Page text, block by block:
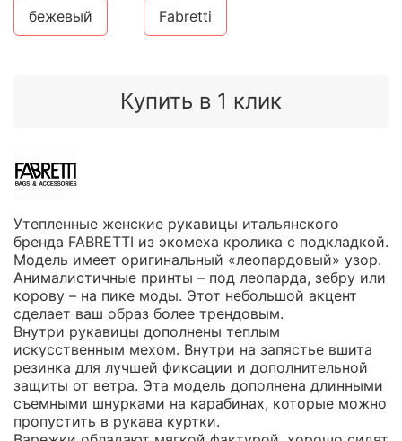
Купить в 1 клик
бежевый Fabretti
Утепленные женские рукавицы итальянского
бренда FABRETTI из экомеха кролика с подкладкой.
Модель имеет оригинальный «леопардовый» узор.
Анималистичные принты – под леопарда, зебру или
корову – на пике моды. Этот небольшой акцент
сделает ваш образ более трендовым.
Внутри рукавицы дополнены теплым
искусственным мехом. Внутри на запястье вшита
резинка для лучшей фиксации и дополнительной
защиты от ветра. Эта модель дополнена длинными
съемными шнурками на карабинах, которые можно
пропустить в рукава куртки.